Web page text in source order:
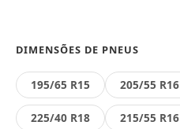
DIMENSÕES DE PNEUS
195/65 R15 205/55 R16
225/40 R18 215/55 R16